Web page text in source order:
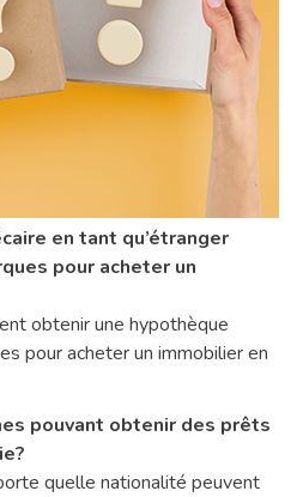
en tant qu’étranger
pour acheter un
obtenir une hypothèque
pour acheter un immobilier en
pouvant obtenir des prêts
quelle nationalité peuvent